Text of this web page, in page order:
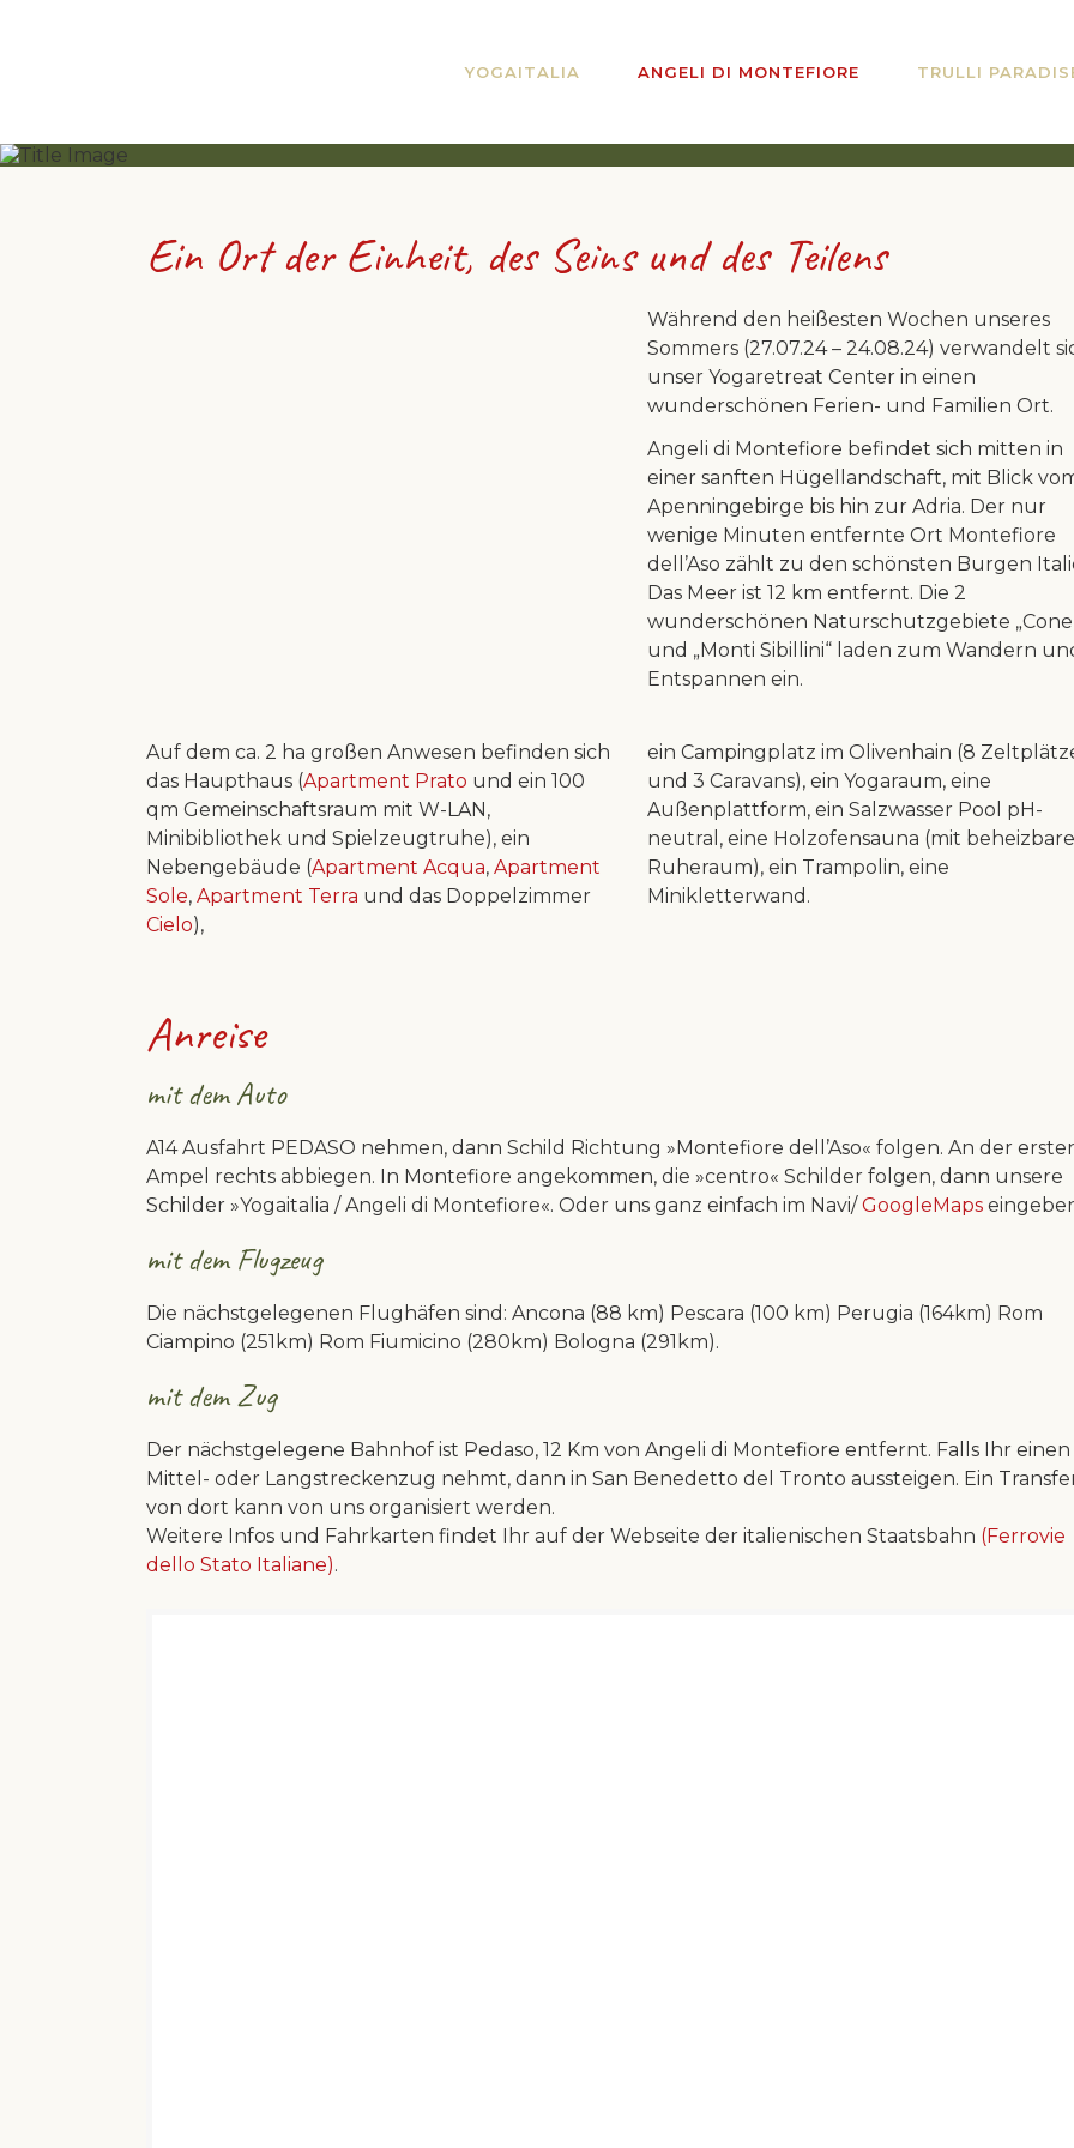
YOGAITALIA ANGELI DI MONTEFIORE TRULLI
Ein Ort der Einheit, des Seins und des Teilens
Während den heißesten Wochen unseres
Sommers (27.07.24 – 24.08.24) verwandelt
unser Yogaretreat Center in einen
wunderschönen Ferien- und Familien Ort.
Angeli di Montefiore befindet sich mitten in
einer sanften Hügellandschaft, mit Blick
Apenningebirge bis hin zur Adria. Der nur
wenige Minuten entfernte Ort Montefiore
dell’Aso zählt zu den schönsten Burgen
Das Meer ist 12 km entfernt. Die 2
wunderschönen Naturschutzgebiete
und „Monti Sibillini“ laden zum Wandern
Entspannen ein.
Auf dem ca. 2 ha großen Anwesen befinden sich
das Haupthaus (Apartment Prato und ein 100
qm Gemeinschaftsraum mit W-LAN,
Minibibliothek und Spielzeugtruhe), ein
Nebengebäude (Apartment Acqua, Apartment
Sole, Apartment Terra und das Doppelzimmer
Cielo),
ein Campingplatz im Olivenhain (8
und 3 Caravans), ein Yogaraum, eine
Außenplattform, ein Salzwasser Pool pH-
neutral, eine Holzofensauna (mit
Ruheraum), ein Trampolin, eine
Minikletterwand.
Anreise
mit dem Auto
A14 Ausfahrt PEDASO nehmen, dann Schild Richtung »Montefiore dell’Aso« folgen. An der
Ampel rechts abbiegen. In Montefiore angekommen, die »centro« Schilder folgen, dann unsere
Schilder »Yogaitalia / Angeli di Montefiore«. Oder uns ganz einfach im Navi/GoogleMaps
mit dem Flugzeug
Die nächstgelegenen Flughäfen sind: Ancona (88 km) Pescara (100 km) Perugia (164km) Rom
Ciampino (251km) Rom Fiumicino (280km) Bologna (291km).
mit dem Zug
Der nächstgelegene Bahnhof ist Pedaso, 12 Km von Angeli di Montefiore entfernt. Falls Ihr einen
Mittel- oder Langstreckenzug nehmt, dann in San Benedetto del Tronto aussteigen. Ein
von dort kann von uns organisiert werden.
Weitere Infos und Fahrkarten findet Ihr auf der Webseite der italienischen Staatsbahn (Ferrovie
dello Stato Italiane).